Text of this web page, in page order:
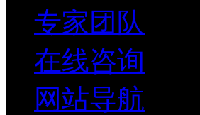
专家团队
在线咨询
网站导航